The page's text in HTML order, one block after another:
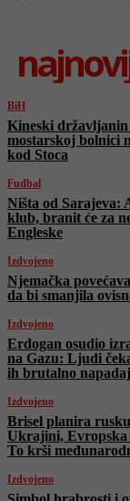
BiH
Kineski
mostarskoj bolnici
kod Stoca
Fudbal
Ništa od Sarajeva:
klub, branit će za
Engleske
Izdvojeno
Njemačka
da bi smanjila
Izdvojeno
Erdogan osudio
na Gazu: Ljudi
ih brutalno
Izdvojeno
Brisel planira
Ukrajini, Evropska
To krši
Izdvojeno